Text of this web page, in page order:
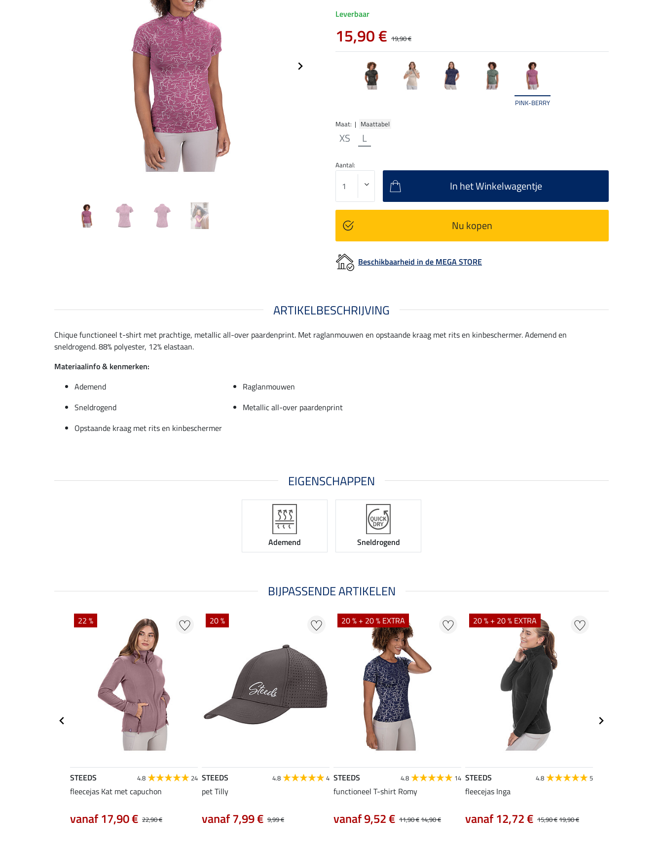
PINK-BERRY
Maat: | Maattabel
XS L
Leverbaar
15,90 € 19,90 €
Aantal:
In het Winkelwagentje
Nu kopen
Beschikbaarheid in de MEGA STORE
ARTIKELBESCHRIJVING
Chique functioneel t-shirt met prachtige, metallic all-over paardenprint. Met raglanmouwen en opstaande kraag met rits en kinbeschermer. Ademend en
sneldrogend. 88% polyester, 12% elastaan.
Materiaalinfo & kenmerken:
Ademend
Raglanmouwen
Sneldrogend
Metallic all-over paardenprint
Opstaande kraag met rits en kinbeschermer
EIGENSCHAPPEN
Ademend Sneldrogend
BIJPASSENDE ARTIKELEN
22 %
STEEDS 4.8 24
fleecejas Kat met capuchon
22,90 €
vanaf 17,90 €
20 %
STEEDS 4.8 4
pet Tilly
9,99 €
vanaf 7,99 €
20 % + 20 % EXTRA
STEEDS 4.8 14
functioneel T-shirt Romy
11,90 €14,90 €
vanaf 9,52 €
20 % + 20 % EXTRA
STEEDS 4.8 5
fleecejas Inga
15,90 €19,90 €
vanaf 12,72 €